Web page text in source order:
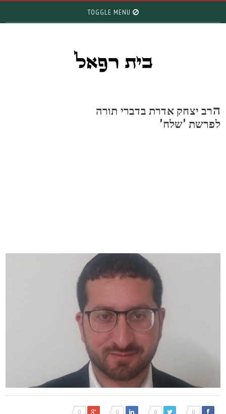
TOGGLE MENU
רב יצחק אדרת בדברי תורה
'שלח'